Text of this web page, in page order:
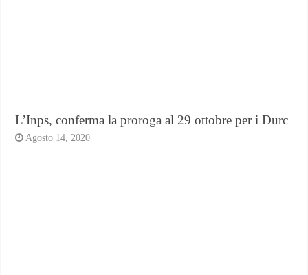
L’Inps, conferma la proroga al 29 ottobre per i Durc
Agosto 14, 2020